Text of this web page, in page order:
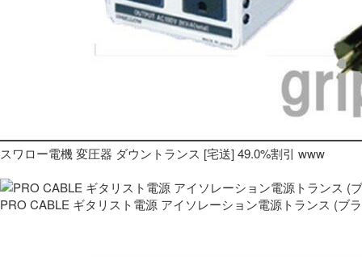
スワロー電機 変圧器 ダウントランス [宅送] 49.0%割引 www
PRO CABLE ギタリスト電源 アイソレーション電源トランス (ブ